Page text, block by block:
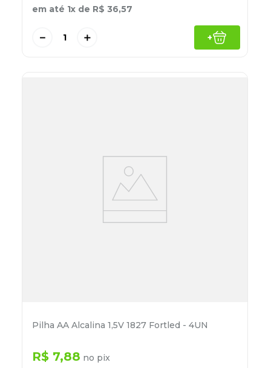
em até 1x de R$ 36,57
＋
－ +
Pilha AA Alcalina 1,5V 1827 Fortled - 4UN
R$ 7,88 no pix